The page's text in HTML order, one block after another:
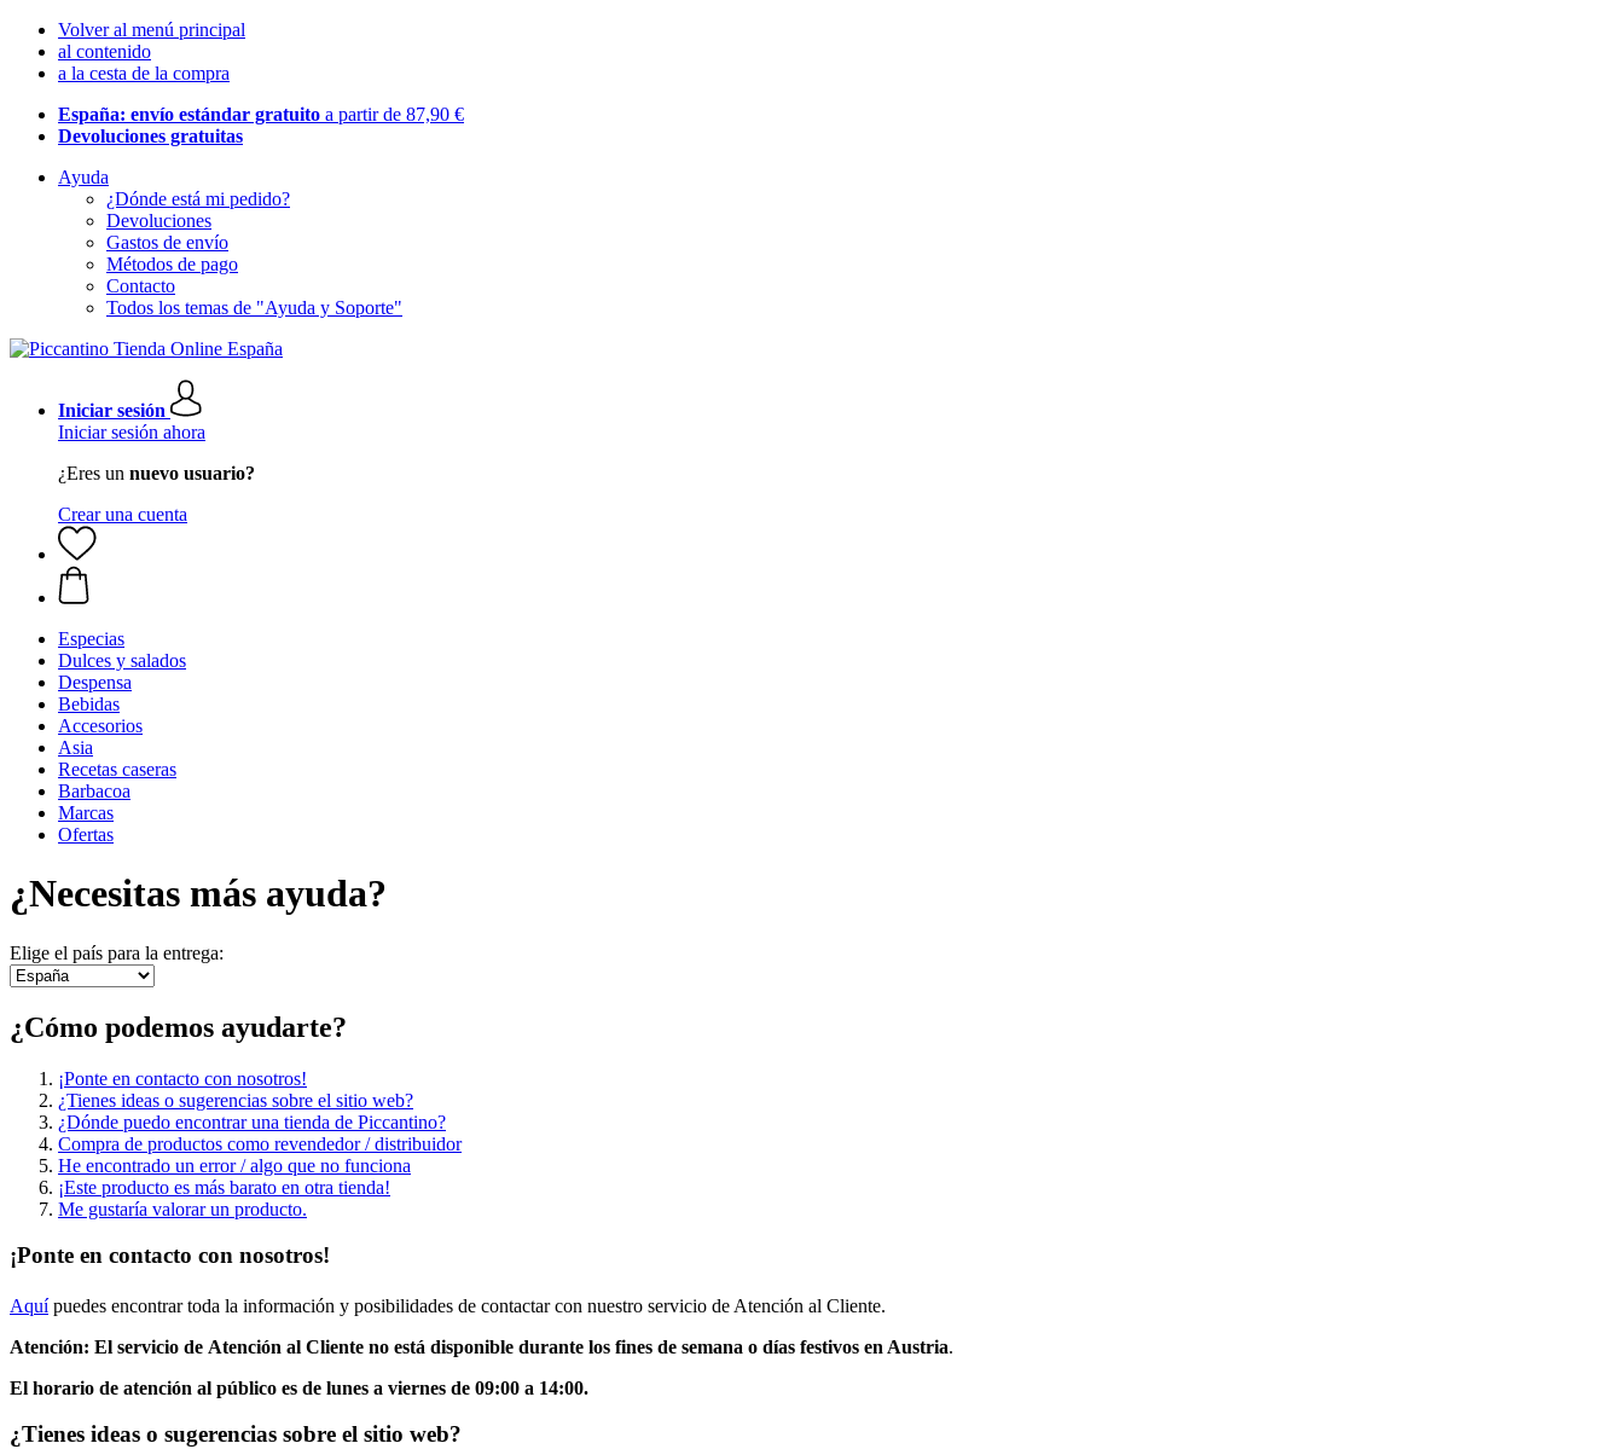
Volver al menú principal
al contenido
a la cesta de la compra
España: envío estándar gratuito a partir de 87,90 €
Devoluciones gratuitas
Ayuda
¿Dónde está mi pedido?
Devoluciones
Gastos de envío
Métodos de pago
Contacto
Todos los temas de "Ayuda y Soporte"
Iniciar sesión
Iniciar sesión ahora
¿Eres un nuevo usuario?
Crear una cuenta
Especias
Dulces y salados
Despensa
Bebidas
Accesorios
Asia
Recetas caseras
Barbacoa
Marcas
Ofertas
¿Necesitas más ayuda?
Elige el país para la entrega:
¿Cómo podemos ayudarte?
¡Ponte en contacto con nosotros!
¿Tienes ideas o sugerencias sobre el sitio web?
¿Dónde puedo encontrar una tienda de Piccantino?
Compra de productos como revendedor / distribuidor
He encontrado un error / algo que no funciona
¡Este producto es más barato en otra tienda!
Me gustaría valorar un producto.
¡Ponte en contacto con nosotros!
Aquípuedes encontrar toda la información y posibilidades de contactar con nuestro servicio de Atención al Cliente.
Atención: El servicio de Atención al Cliente no está disponible durante los fines de semana o días festivos en Austria.
El horario de atención al público es de lunes a viernes de 09:00 a 14:00.
¿Tienes ideas o sugerencias sobre el sitio web?